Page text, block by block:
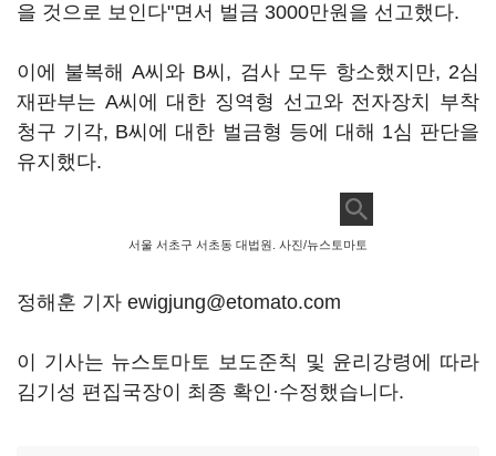
을 것으로 보인다"면서 벌금 3000만원을 선고했다.
이에 불복해 A씨와 B씨, 검사 모두 항소했지만, 2심
재판부는 A씨에 대한 징역형 선고와 전자장치 부착
청구 기각, B씨에 대한 벌금형 등에 대해 1심 판단을
유지했다.
서울 서초구 서초동 대법원. 사진/뉴스토마토
정해훈 기자 ewigjung@etomato.com
이 기사는 뉴스토마토 보도준칙 및 윤리강령에 따라
김기성 편집국장이 최종 확인·수정했습니다.